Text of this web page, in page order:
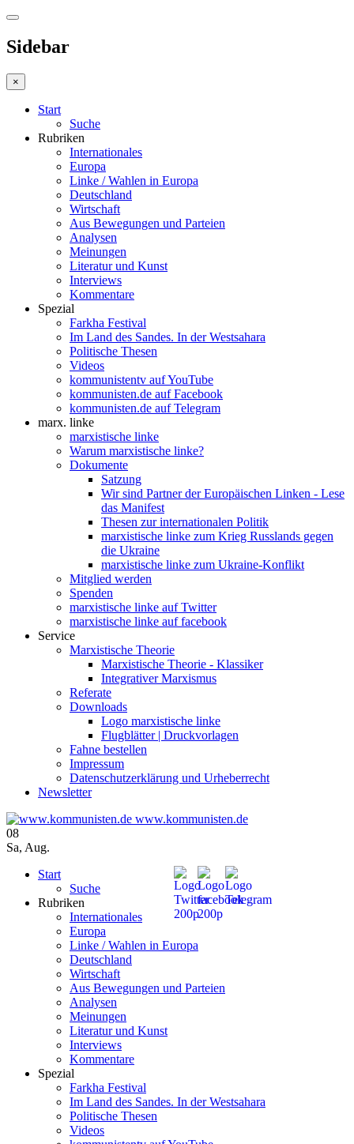
Sidebar
×
Start
Suche
Rubriken
Internationales
Europa
Linke / Wahlen in Europa
Deutschland
Wirtschaft
Aus Bewegungen und Parteien
Analysen
Meinungen
Literatur und Kunst
Interviews
Kommentare
Spezial
Farkha Festival
Im Land des Sandes. In der Westsahara
Politische Thesen
Videos
kommunistentv auf YouTube
kommunisten.de auf Facebook
kommunisten.de auf Telegram
marx. linke
marxistische linke
Warum marxistische linke?
Dokumente
Satzung
Wir sind Partner der Europäischen Linken - Lese
das Manifest
Thesen zur internationalen Politik
marxistische linke zum Krieg Russlands gegen
die Ukraine
marxistische linke zum Ukraine-Konflikt
Mitglied werden
Spenden
marxistische linke auf Twitter
marxistische linke auf facebook
Service
Marxistische Theorie
Marxistische Theorie - Klassiker
Integrativer Marxismus
Referate
Downloads
Logo marxistische linke
Flugblätter | Druckvorlagen
Fahne bestellen
Impressum
Datenschutzerklärung und Urheberrecht
Newsletter
www.kommunisten.de
08
Sa, Aug.
Start
Suche
Rubriken
Internationales
Europa
Linke / Wahlen in Europa
Deutschland
Wirtschaft
Aus Bewegungen und Parteien
Analysen
Meinungen
Literatur und Kunst
Interviews
Kommentare
Spezial
Farkha Festival
Im Land des Sandes. In der Westsahara
Politische Thesen
Videos